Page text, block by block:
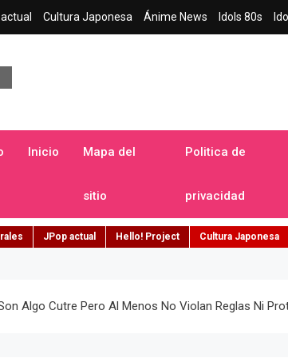
Cultura Japonesa Ánime News Idols 80s
Inicio Mapa del
sitio
Politica de
privacidad
JPop actual Hello! Project Cultura Japonesa
Algo Cutre Pero Al Menos No Violan Reglas Ni